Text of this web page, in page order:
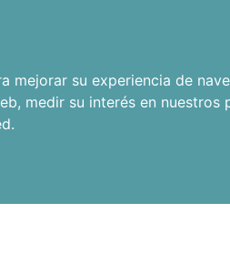
su experiencia de
, medir su interés en
.